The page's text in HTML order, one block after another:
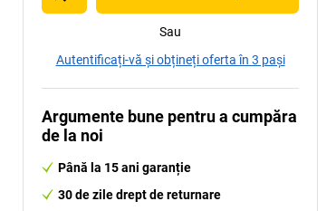
Sau
Autentificați-vă și obțineți oferta în 3 pași
Argumente bune pentru a cumpăra
de la noi
Până la 15 ani garanție
30 de zile drept de returnare